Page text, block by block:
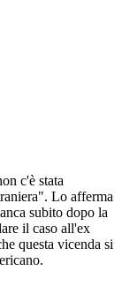
c'è stata
Lo afferma
subito dopo la
il caso all'ex
questa vicenda si